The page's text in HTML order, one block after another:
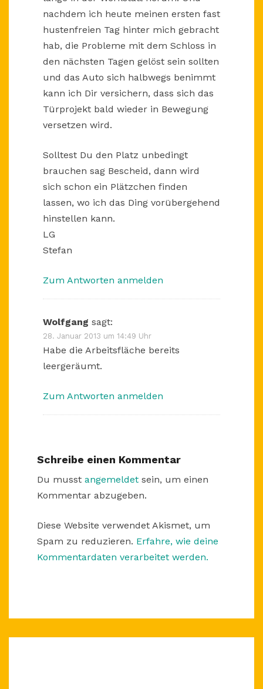
nachdem ich heute meinen ersten fast
hustenfreien Tag hinter mich gebracht
hab, die Probleme mit dem Schloss in
den nächsten Tagen gelöst sein sollten
und das Auto sich halbwegs benimmt
kann ich Dir versichern, dass sich das
Türprojekt bald wieder in Bewegung
versetzen wird.
Solltest Du den Platz unbedingt
brauchen sag Bescheid, dann wird
sich schon ein Plätzchen finden
lassen, wo ich das Ding vorübergehend
hinstellen kann.
LG
Stefan
Zum Antworten anmelden
Wolfgang sagt:
28. Januar 2013 um 14:49 Uhr
Habe die Arbeitsfläche bereits
leergeräumt.
Zum Antworten anmelden
Schreibe einen Kommentar
Du musst angemeldet sein, um einen
Kommentar abzugeben.
Diese Website verwendet Akismet, um
Spam zu reduzieren. Erfahre, wie deine
Kommentardaten verarbeitet werden.